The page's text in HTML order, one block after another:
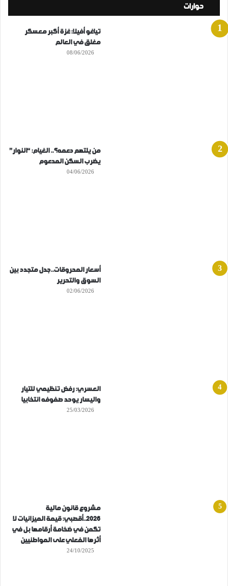
حوارات
تياغو أفيلا: غزة أكبر معسكر
مغلق في العالم
08/06/2026
من يلتهم دعمه؟.. الغيام: “النوار”
يضرب السكن المدعوم
04/06/2026
أسعار المحروقات..جدل متجدد بين
السوق والتحرير
02/06/2026
العسري: رفض تنظيمي للتيار
واليسار يوحد صفوفه انتخابيا
25/03/2026
مشروع قانون مالية
2026..أقصبي: قيمة الميزانيات لا
تكمن في ضخامة أرقامها بل في
أثرها الفعلي على المواطنيين
24/10/2025